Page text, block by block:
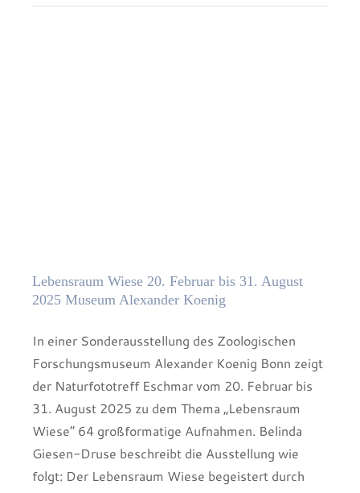
im
Lebensraum Wiese 20. Februar bis 31. August
2025 Museum Alexander Koenig
In einer Sonderausstellung des Zoologischen
Forschungsmuseum Alexander Koenig Bonn zeigt
der Naturfototreff Eschmar vom 20. Februar bis
31. August 2025 zu dem Thema „Lebensraum
Wiese“ 64 großformatige Aufnahmen. Belinda
Giesen-Druse beschreibt die Ausstellung wie
folgt: Der Lebensraum Wiese begeistert durch